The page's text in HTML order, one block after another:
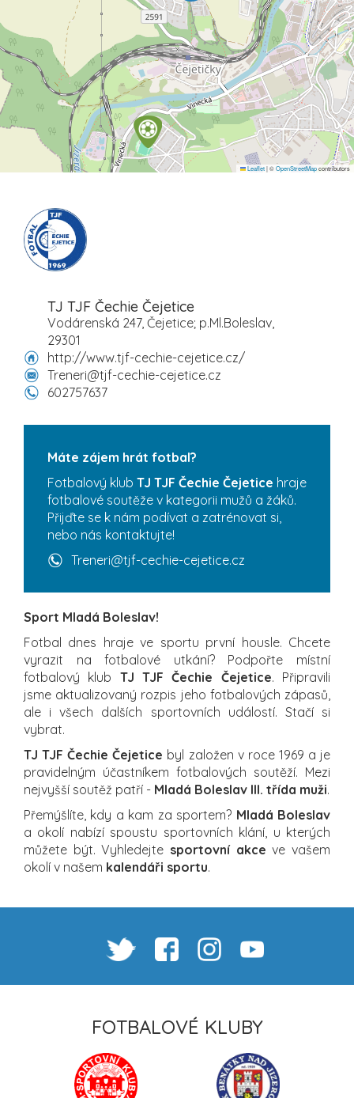
Leaflet|©OpenStreetMapcontributors
TJ TJF Čechie Čejetice
Vodárenská 247, Čejetice; p.Ml.Boleslav,
29301
http://www.tjf-cechie-cejetice.cz/
Treneri@tjf-cechie-cejetice.cz
602757637
Máte zájem hrát fotbal?
Fotbalový klub TJ TJF Čechie Čejetice hraje
fotbalové soutěže v kategorii mužů a žáků.
Přijďte se k nám podívat a zatrénovat si,
nebo nás kontaktujte!
Treneri@tjf-cechie-cejetice.cz
Sport Mladá Boleslav!
Fotbal dnes hraje ve sportu první housle. Chcete
vyrazit na fotbalové utkání? Podpořte místní
fotbalový klub TJ TJF Čechie Čejetice. Připravili
jsme aktualizovaný rozpis jeho fotbalových zápasů,
ale i všech dalších sportovních událostí. Stačí si
vybrat.
TJ TJF Čechie Čejetice byl založen v roce 1969 a je
pravidelným účastníkem fotbalových soutěží. Mezi
nejvyšší soutěž patří - Mladá Boleslav III. třída muži.
Přemýšlíte, kdy a kam za sportem? Mladá Boleslav
a okolí nabízí spoustu sportovních klání, u kterých
můžete být. Vyhledejte sportovní akce ve vašem
okolí v našem kalendáři sportu.
FOTBALOVÉ KLUBY